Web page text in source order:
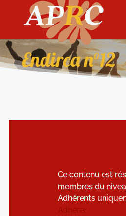
Endirca n°12
Ce contenu est
membres du
Adhérents